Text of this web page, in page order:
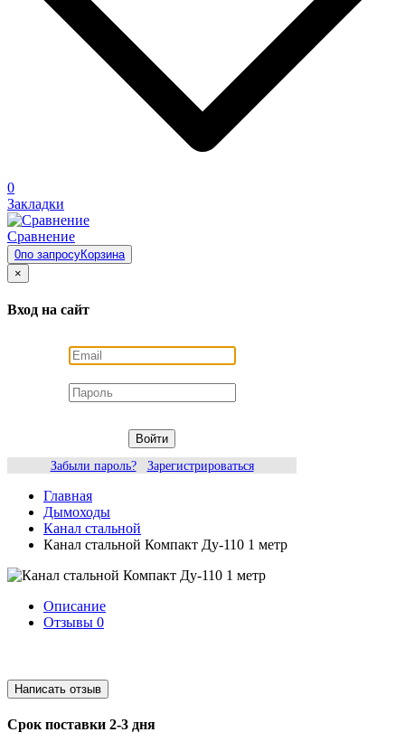
0
Закладки
Сравнение
0по запросуКорзина
×
Вход на сайт
Войти
Забыли пароль?
Зарегистрироваться
Главная
Дымоходы
Канал стальной
Канал стальной Компакт Ду-110 1 метр
Описание
Отзывы 0
Срок поставки 2-3 дня